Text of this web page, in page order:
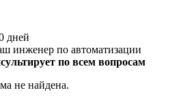
дней
инженер по автоматизации
по всем вопросам
не найдена.